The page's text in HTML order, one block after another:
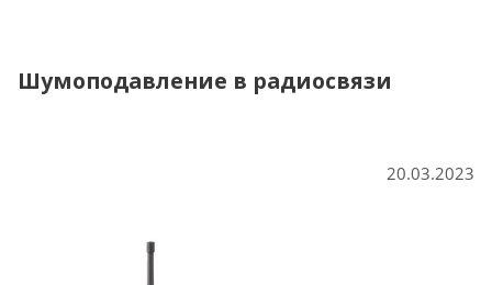
Шумоподавление в радиосвязи
20.03.2023